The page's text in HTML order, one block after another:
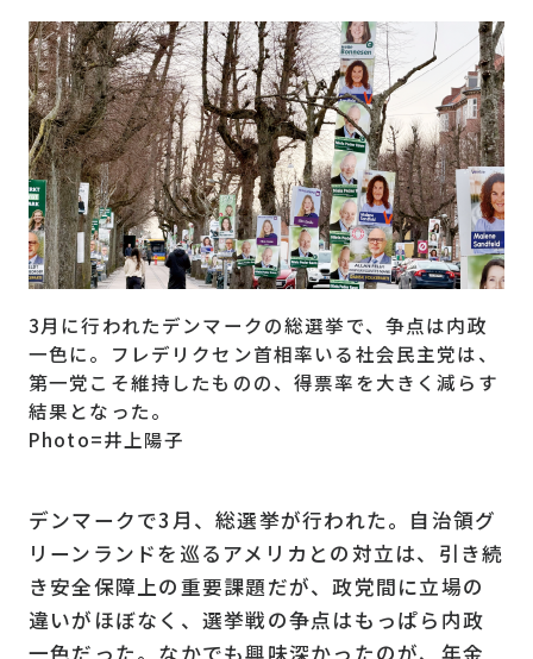
3月に行われたデンマークの総選挙で、争点は内政
一色に。フレデリクセン首相率いる社会民主党は、
第一党こそ維持したものの、得票率を大きく減らす
結果となった。
Photo=井上陽子
デンマークで3月、総選挙が行われた。自治領グ
リーンランドを巡るアメリカとの対立は、引き続
き安全保障上の重要課題だが、政党間に立場の
違いがほぼなく、選挙戦の争点はもっぱら内政